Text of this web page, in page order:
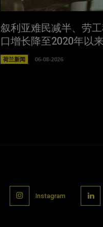
叙利亚难民减半、劳
口增长降至2020年以
荷兰新闻 06-08-2026
Instagram